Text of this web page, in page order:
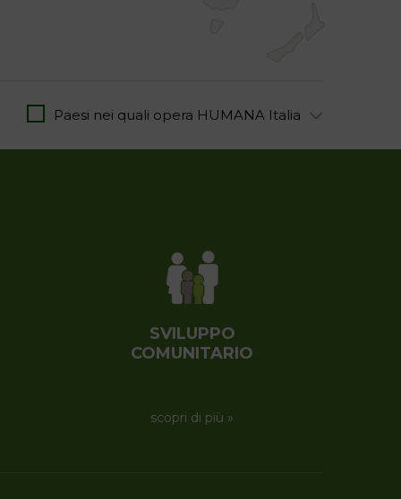
Paesi nei quali opera HUMANA Italia
DEL CONGO
SVILUPPO
COMUNITARIO
scopri di più »